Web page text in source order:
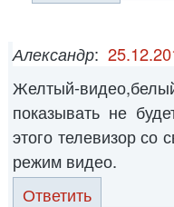
Александр:
Желтый-
показывать не
этого телевизор со
режим видео.
Ответить